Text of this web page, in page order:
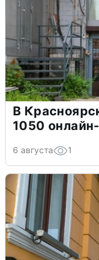
В
1050
6 августа 1